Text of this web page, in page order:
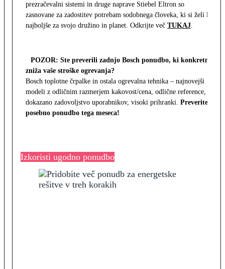
prezračevalni sistemi in druge naprave Stiebel Eltron so
zasnovane za zadostitev potrebam sodobnega človeka, ki si želi le
najboljše za svojo družino in planet. Odkrijte več TUKAJ.
POZOR: Ste preverili zadnjo Bosch ponudbo, ki konkretno
zniža vaše stroške ogrevanja?
Bosch toplotne črpalke in ostala ogrevalna tehnika – najnovejši
modeli z odličnim razmerjem kakovost/cena, odlične reference,
dokazano zadovoljstvo uporabnikov, visoki prihranki. Preverite
posebno ponudbo tega meseca!
Izkoristi ugodno ponudbo